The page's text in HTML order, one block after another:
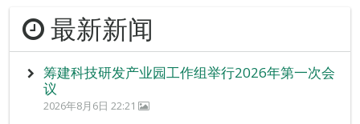
最新新闻
筹建科技研发产业园工作组举行2026年第一次会
议
2026年8月6日 22:21